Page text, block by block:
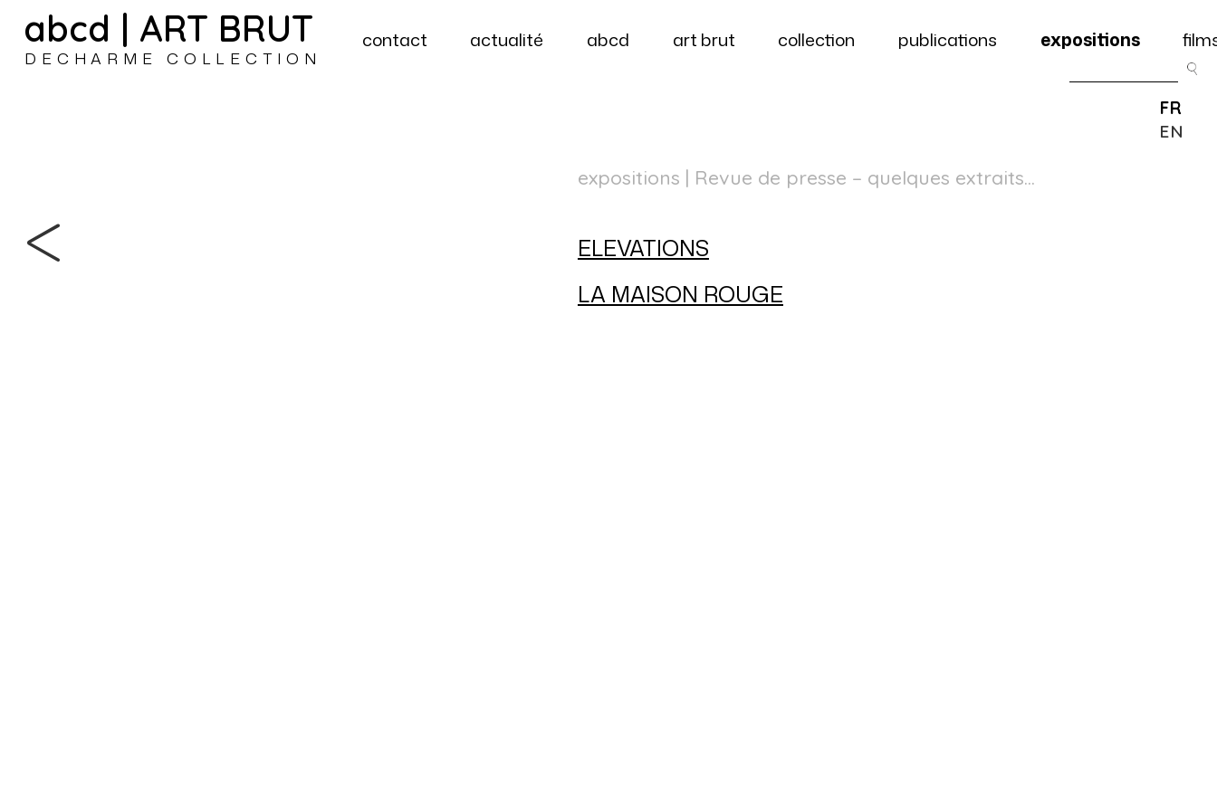
abcd | ART BRUT
DECHARME COLLECTION
contact actualité abcd art brut collection publications expositions
expositions | Revue de presse – quelques extraits…
ELEVATIONS
LA MAISON ROUGE
FR
EN